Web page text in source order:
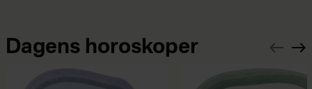
Dagens horoskoper